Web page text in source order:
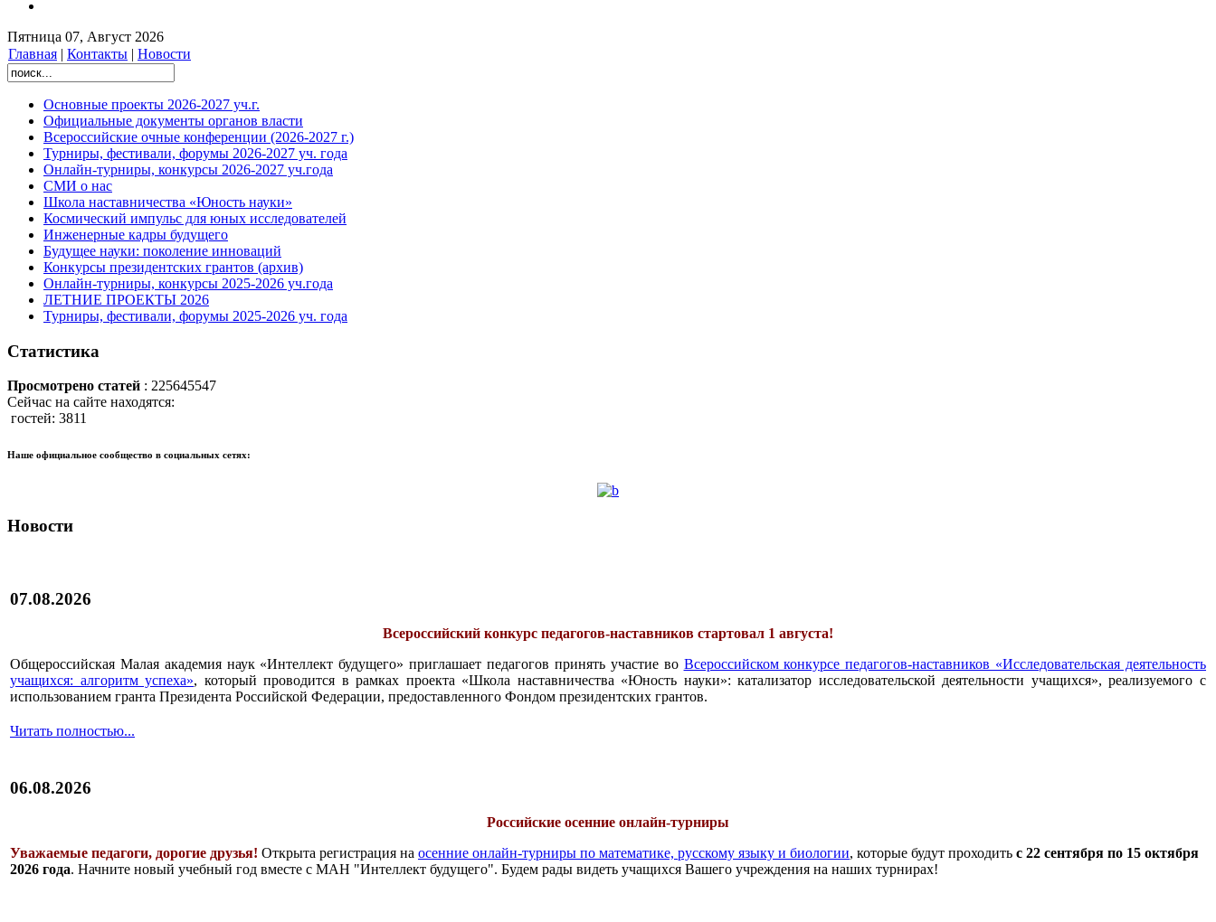
Пятница 07, Август 2026
Главная | Контакты | Новости
Основные проекты 2026-2027 уч.г.
Официальные документы органов власти
Всероссийские очные конференции (2026-2027 г.)
Турниры, фестивали, форумы 2026-2027 уч. года
Онлайн-турниры, конкурсы 2026-2027 уч.года
СМИ о нас
Школа наставничества «Юность науки»
Космический импульс для юных исследователей
Инженерные кадры будущего
Будущее науки: поколение инноваций
Конкурсы президентских грантов (архив)
Онлайн-турниры, конкурсы 2025-2026 уч.года
ЛЕТНИЕ ПРОЕКТЫ 2026
Турниры, фестивали, форумы 2025-2026 уч. года
Статистика
Просмотрено статей : 225645547
Сейчас на сайте находятся:
гостей: 3811
Наше официальное сообщество в социальных сетях:
Новости
07.08.2026
Всероссийский конкурс педагогов-наставников стартовал 1 августа!
Общероссийская Малая академия наук «Интеллект будущего» приглашает педагогов принять участие во Всероссийском конкурсе педагогов-наставников «Исследовательская деятельность
учащихся: алгоритм успеха», который проводится в рамках проекта «Школа наставничества «Юность науки»: катализатор исследовательской деятельности учащихся», реализуемого с
использованием гранта Президента Российской Федерации, предоставленного Фондом президентских грантов.
Читать полностью...
06.08.2026
Российские осенние онлайн-турниры
Уважаемые педагоги, дорогие друзья! Открыта регистрация на осенние онлайн-турниры по математике, русскому языку и биологии, которые будут проходить с 22 сентября по 15 октября
2026 года. Начните новый учебный год вместе с МАН "Интеллект будущего". Будем рады видеть учащихся Вашего учреждения на наших турнирах!